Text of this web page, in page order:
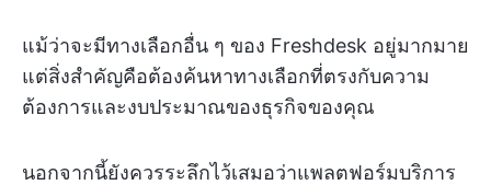
แม้ว่าจะมีทางเลือกอื่น ๆ ของ Freshdesk อยู่มากมาย
แต่สิ่งสำคัญคือต้องค้นหาทางเลือกที่ตรงกับความ
ต้องการและงบประมาณของธุรกิจของคุณ
นอกจากนี้ยังควรระลึกไว้เสมอว่าแพลตฟอร์มบริการ